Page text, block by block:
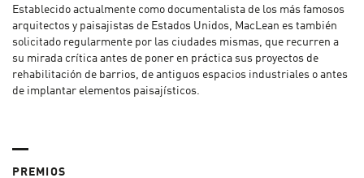
Establecido actualmente como documentalista de los más famosos
arquitectos y paisajistas de Estados Unidos, MacLean es también
solicitado regularmente por las ciudades mismas, que recurren a
su mirada crítica antes de poner en práctica sus proyectos de
rehabilitación de barrios, de antiguos espacios industriales o antes
de implantar elementos paisajísticos.
PREMIOS